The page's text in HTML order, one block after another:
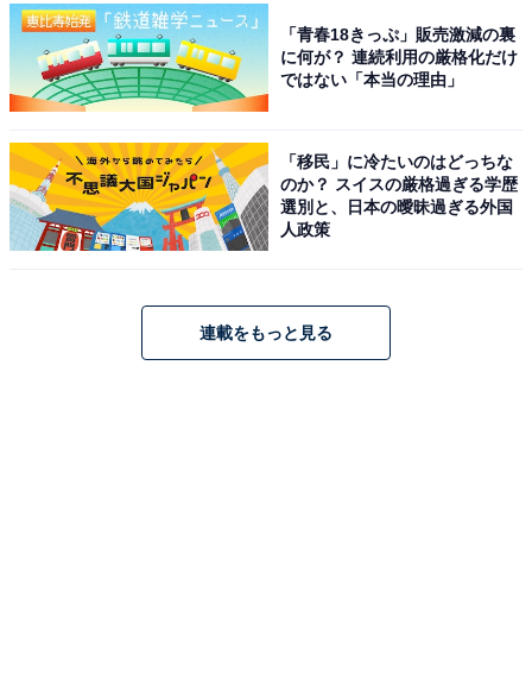
「青春18きっぷ」販売激減の裏
に何が？ 連続利用の厳格化だけ
ではない「本当の理由」
「移民」に冷たいのはどっちな
のか？ スイスの厳格過ぎる学歴
選別と、日本の曖昧過ぎる外国
人政策
連載をもっと見る